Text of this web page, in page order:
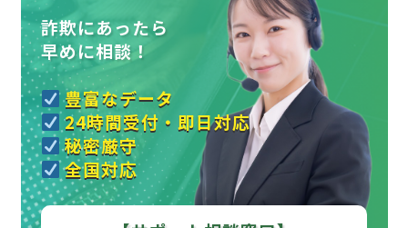
詐欺にあったら
早めに相談！
豊富なデータ
24時間受付・即日対応
秘密厳守
全国対応